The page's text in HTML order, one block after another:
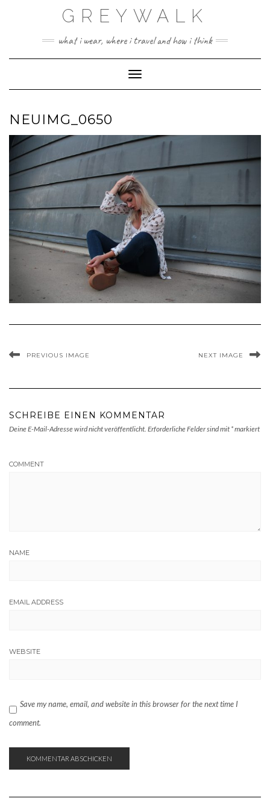
GREYWALK
what i wear, where i travel and how i think
Toggle Navigation
NEUIMG_0650
PREVIOUS IMAGE NEXT IMAGE
SCHREIBE EINEN KOMMENTAR
Deine E-Mail-Adresse wird nicht veröffentlicht. Erforderliche Felder sind mit *markiert
COMMENT
NAME
EMAIL ADDRESS
WEBSITE
Save my name, email, and website in this browser for the next time I
comment.